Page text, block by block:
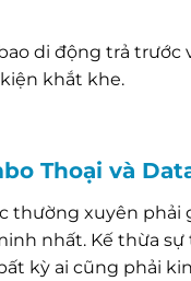
di động trả trước
khắt khe.
Thoại và
thường xuyên
nhất. Kế thừa
kỳ ai cũng phải